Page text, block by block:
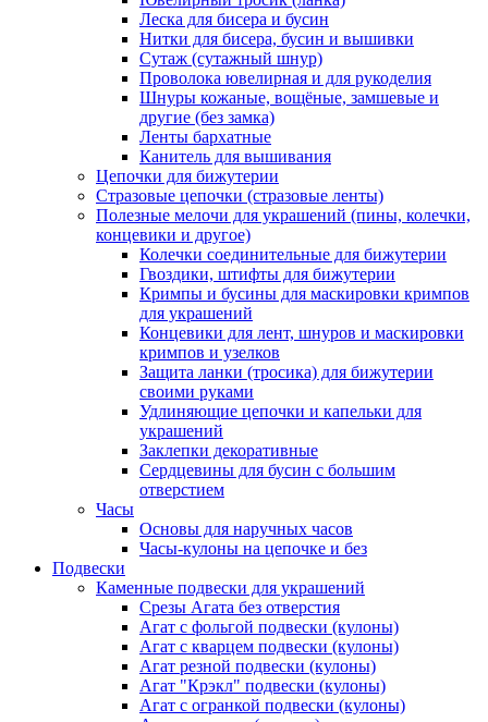
Леска для бисера и бусин
Нитки для бисера, бусин и вышивки
Сутаж (сутажный шнур)
Проволока ювелирная и для рукоделия
Шнуры кожаные, вощёные, замшевые и
другие (без замка)
Ленты бархатные
Канитель для вышивания
Цепочки для бижутерии
Стразовые цепочки (стразовые ленты)
Полезные мелочи для украшений (пины, колечки,
концевики и другое)
Колечки соединительные для бижутерии
Гвоздики, штифты для бижутерии
Кримпы и бусины для маскировки кримпов
для украшений
Концевики для лент, шнуров и маскировки
кримпов и узелков
Защита ланки (тросика) для бижутерии
своими руками
Удлиняющие цепочки и капельки для
украшений
Заклепки декоративные
Сердцевины для бусин с большим
отверстием
Часы
Основы для наручных часов
Часы-кулоны на цепочке и без
Подвески
Каменные подвески для украшений
Срезы Агата без отверстия
Агат с фольгой подвески (кулоны)
Агат с кварцем подвески (кулоны)
Агат резной подвески (кулоны)
Агат "Крэкл" подвески (кулоны)
Агат с огранкой подвески (кулоны)